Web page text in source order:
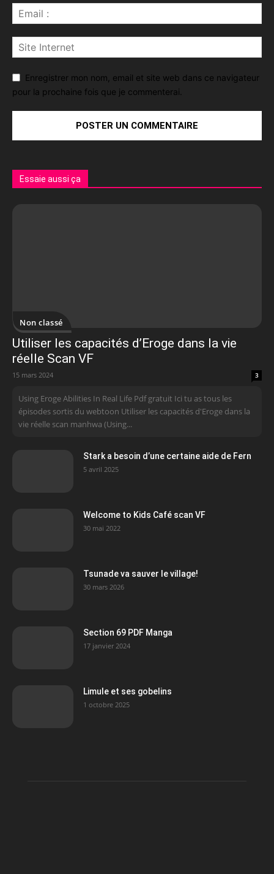
Enregistrer mon nom, email et site web dans ce navigateur
pour la prochaine fois que je commenterai.
Essaie aussi ça
Non classé
Utiliser les capacités d’Eroge dans la vie
réelle Scan VF
15 mars 2024 3
Using Eroge Abilities In Real Life Pdf gratuit Ici tu as tous les
épisodes sortis du webtoon Utiliser les capacités d'Eroge dans la
vie réelle scan manhwa (Using...
Stark a besoin d’une certaine aide de Fern
5 avril 2025
Welcome to Kids Café scan VF
30 mai 2022
Tsunade va sauver le village!
30 mars 2026
Section 69 PDF Manga
17 janvier 2024
Limule et ses gobelins
1 octobre 2025